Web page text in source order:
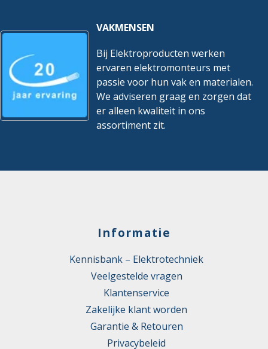
VAKMENSEN
Bij Elektroproducten werken
ervaren elektromonteurs met
passie voor hun vak en materialen.
We adviseren graag en zorgen dat
er alleen kwaliteit in ons
assortiment zit.
Informatie
Kennisbank – Elektrotechniek
Veelgestelde vragen
Klantenservice
Zakelijke klant worden
Garantie & Retouren
Privacybeleid